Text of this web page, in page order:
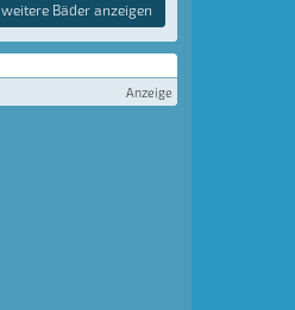
weitere Bäder anzeigen
Anzeige